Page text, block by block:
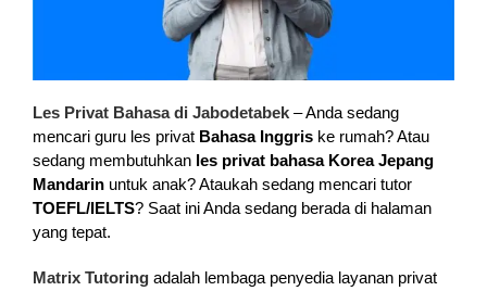
Les Privat Bahasa di Jabodetabek – Anda sedang
mencari guru les privat Bahasa Inggris ke rumah? Atau
sedang membutuhkan les privat bahasa Korea Jepang
Mandarin untuk anak? Ataukah sedang mencari tutor
TOEFL/IELTS? Saat ini Anda sedang berada di halaman
yang tepat.
Matrix Tutoring adalah lembaga penyedia layanan privat